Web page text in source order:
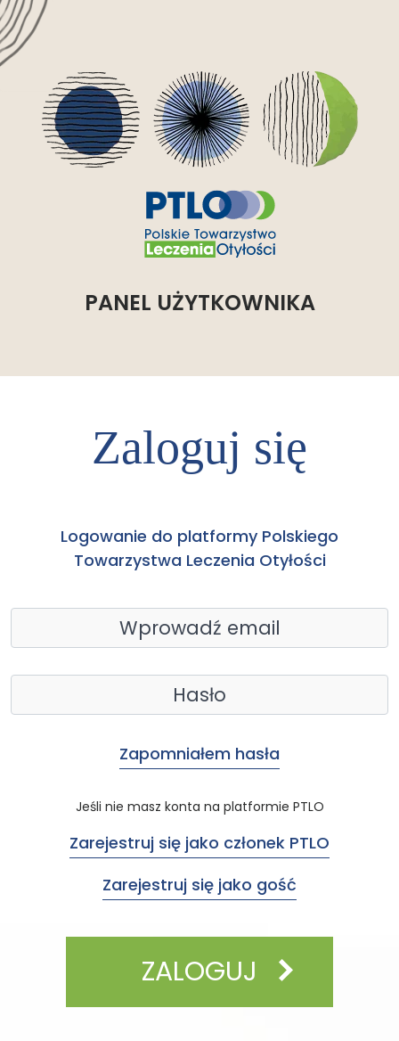
PANEL UŻYTKOWNIKA
Zaloguj się
Logowanie do platformy Polskiego
Towarzystwa Leczenia Otyłości
Zapomniałem hasła
Jeśli nie masz konta na platformie PTLO
Zarejestruj się jako członek PTLO
Zarejestruj się jako gość
ZALOGUJ